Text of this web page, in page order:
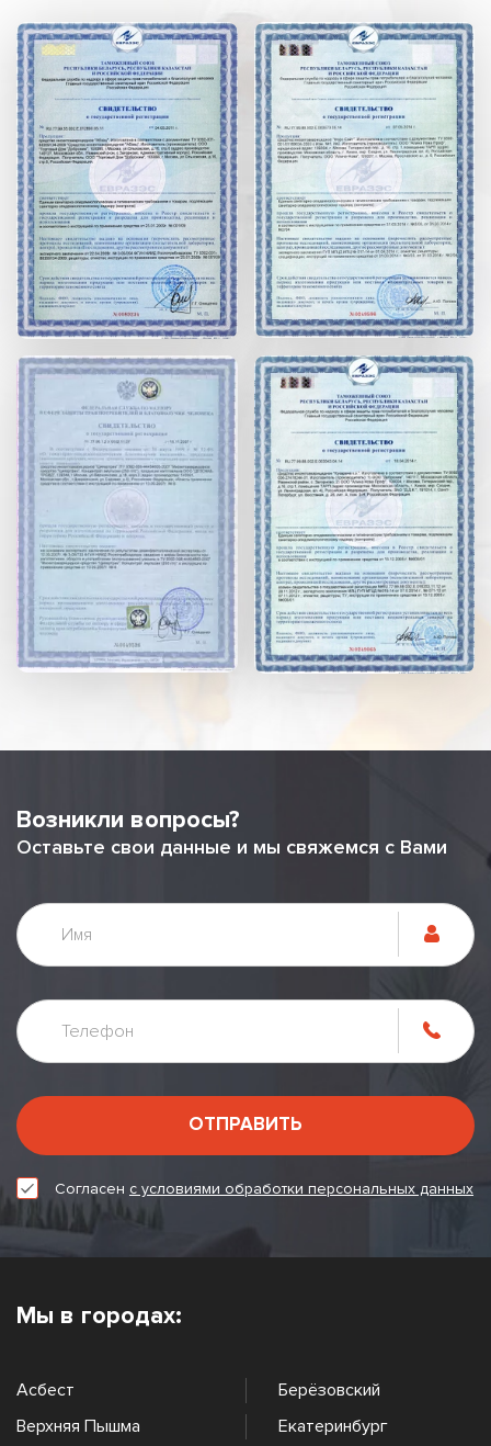
Возникли вопросы?
Оставьте свои данные и мы свяжемся с Вами
ОТПРАВИТЬ
Согласен с условиями обработки персональных данных
Мы в городах:
Асбест
Берёзовский
Верхняя Пышма
Екатеринбург